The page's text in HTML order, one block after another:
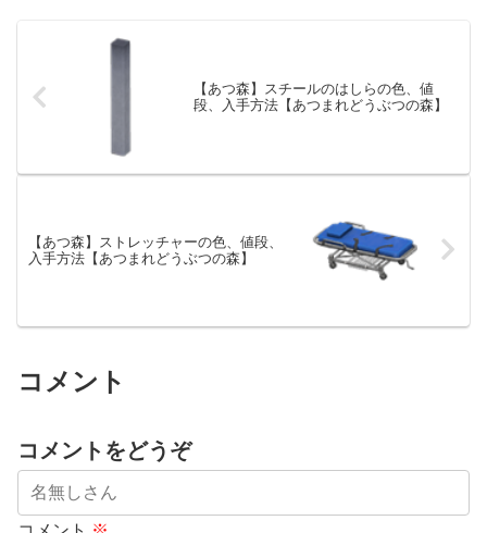
【あつ森】スチールのはしらの色、値
段、入手方法【あつまれどうぶつの森】
【あつ森】ストレッチャーの色、値段、
入手方法【あつまれどうぶつの森】
コメント
コメントをどうぞ